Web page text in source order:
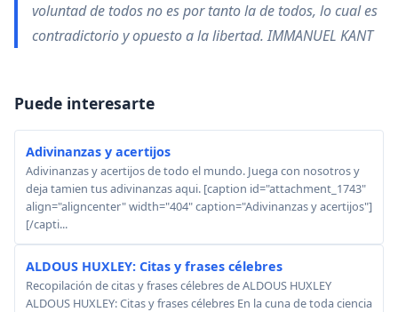
voluntad de todos no es por tanto la de todos, lo cual es
contradictorio y opuesto a la libertad. IMMANUEL KANT
Puede interesarte
Adivinanzas y acertijos
Adivinanzas y acertijos de todo el mundo. Juega con nosotros y
deja tamien tus adivinanzas aqui. [caption id="attachment_1743"
align="aligncenter" width="404" caption="Adivinanzas y acertijos"]
[/capti...
ALDOUS HUXLEY: Citas y frases célebres
Recopilación de citas y frases célebres de ALDOUS HUXLEY
ALDOUS HUXLEY: Citas y frases célebres En la cuna de toda ciencia